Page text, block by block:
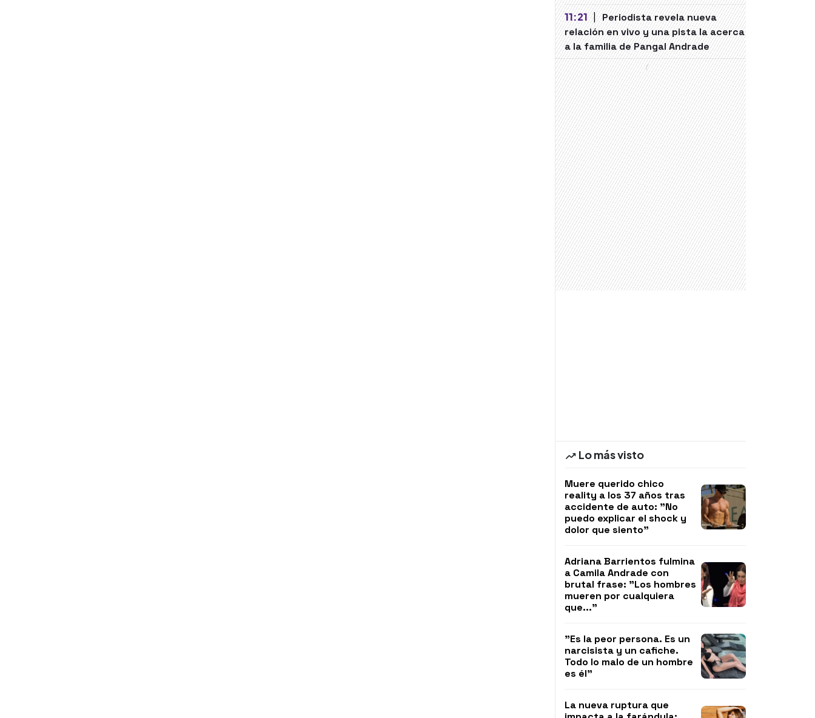
11:21 | Periodista revela nueva
relación en vivo y una pista la acerca
a la familia de Pangal Andrade
Lo más visto
Muere querido chico
reality a los 37 años tras
accidente de auto: "No
puedo explicar el shock y
dolor que siento"
Adriana Barrientos fulmina
a Camila Andrade con
brutal frase: "Los hombres
mueren por cualquiera
que..."
"Es la peor persona. Es un
narcisista y un cafiche.
Todo lo malo de un hombre
es él"
La nueva ruptura que